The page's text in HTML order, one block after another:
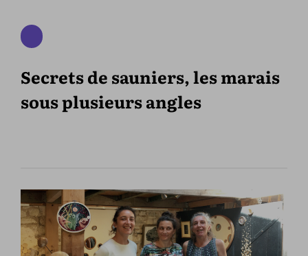
Secrets de sauniers, les marais
sous plusieurs angles